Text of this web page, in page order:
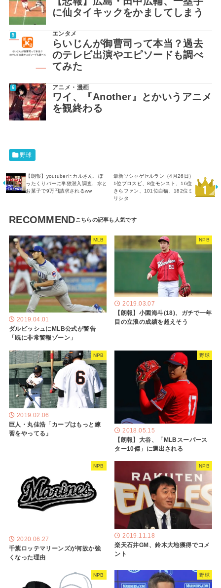
に仙タイキックをかましてしまう
エンタメ
らいじんが御曹司って本当？過去
のテレビ出演やエピソードも調べ
てみた
アニメ・漫画
ワイ、『Another』とかいうアニメ
を観終わる
野球
【朗報】youtuberヒカルさん、ぼ
ったくりバーに単独潜入調査、水と
お菓子で9万円請求されるww
最新ソシャゲセルラン（4月26日）
1位プロスピ、8位モンスト、16位
きらファン、101位白猫、182位ミ
リシタ
RECOMMEND
MLB
2019.04.01
ダルビッシュにMLB公式が警告
「既に非常警報ゾーン」
NPB
2019.03.07
【朗報】小園海斗(18)、ガチで一年
目の立浪の成績を超えそう
NPB
2019.02.06
巨人・丸佳浩「カープはもっと練
習をやってる」
野球
2018.05.15
【朗報】大谷、「MLBスーパース
ター10傑」に選出される
NPB
2020.06.27
千葉ロッテマリーンズが何故か強
くなった理由
NPB
2019.11.18
楽天石井GM、鈴木大地獲得でコメ
ント
NPB 野球